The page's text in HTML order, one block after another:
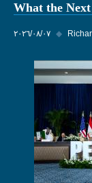
What the
٠٧‏/٠٨‏/٢٠٢٦ ◆